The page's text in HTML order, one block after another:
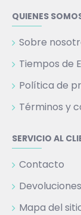
QUIENES
Sobre
Tiempos de
Política de
Términos y
SERVICIO AL
Contacto
Devoluciones
Mapa del